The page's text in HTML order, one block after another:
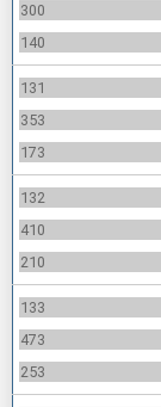
300
140
131
353
173
132
410
210
133
473
253